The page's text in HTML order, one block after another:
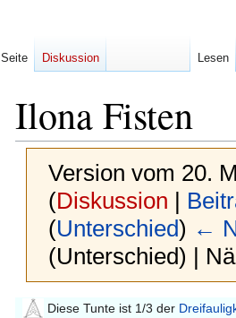
Ilona Fisten
Version vom 20.
(Diskussion |
(Unterschied) ←
(Unterschied) |
Zur
Zur
Diese Tunte ist 1/3 der
Seite Diskussion Lesen